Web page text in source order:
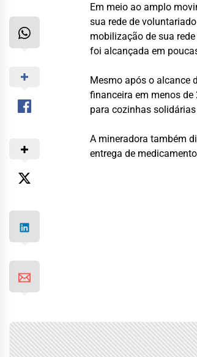
Em meio ao amplo
sua rede de
mobilização de sua
foi alcançada em
Mesmo após o alcance
financeira em menos
para cozinhas
A mineradora também
entrega de